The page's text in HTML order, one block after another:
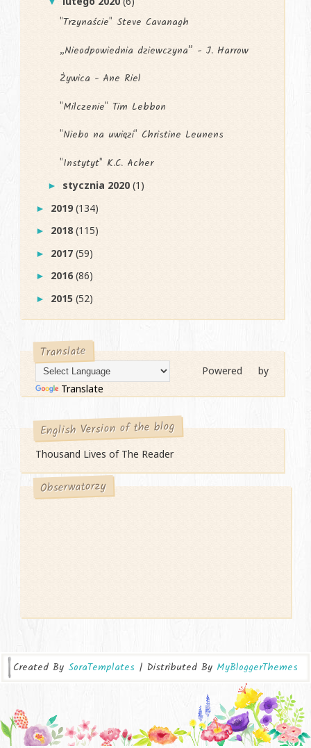
"Trzynaście" Steve Cavanagh
„Nieodpowiednia dziewczyna” - J. Harrow
Żywica - Ane Riel
"Milczenie" Tim Lebbon
"Niebo na uwięzi" Christine Leunens
"Instytyt" K.C. Acher
► stycznia 2020(1)
► 2019(134)
► 2018(115)
► 2017(59)
► 2016(86)
► 2015(52)
Translate
Powered by
Translate
English Version of the blog
Thousand Lives of The Reader
Obserwatorzy
Created By SoraTemplates | Distributed By MyBloggerThemes